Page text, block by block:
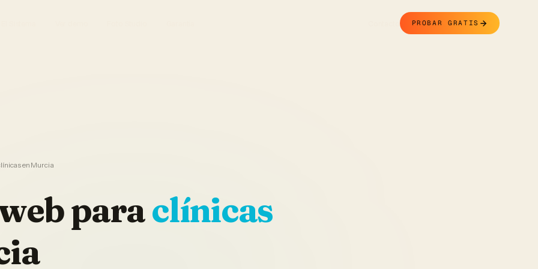
PROBAR GRATIS
en Murcia
paraclínicas